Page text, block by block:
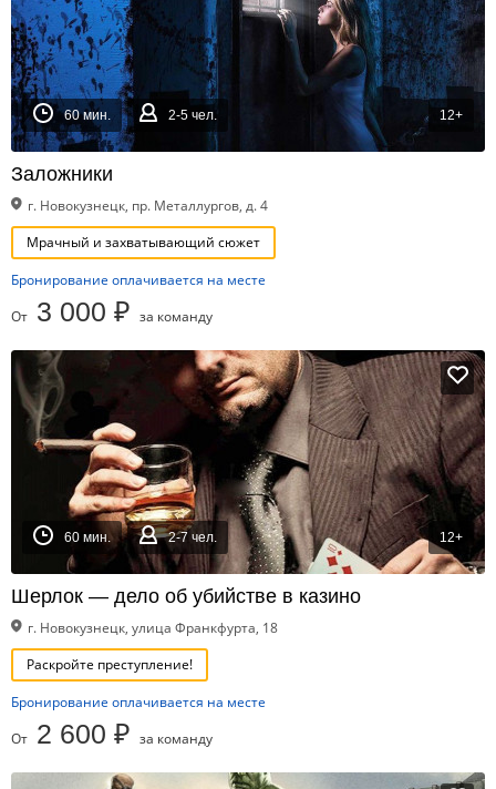
60 мин. 2-5 чел. 12+
Заложники
г. Новокузнецк, пр. Металлургов, д. 4
Мрачный и захватывающий сюжет
Бронирование оплачивается на месте
От 3 000 ₽ за команду
60 мин. 2-7 чел. 12+
Шерлок — дело об убийстве в казино
г. Новокузнецк, улица Франкфурта, 18
Раскройте преступление!
Бронирование оплачивается на месте
От 2 600 ₽ за команду